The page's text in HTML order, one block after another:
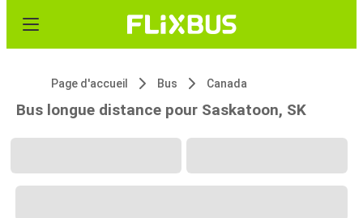
Page d'accueil Bus Canada
Bus longue distance pour Saskatoon, SK